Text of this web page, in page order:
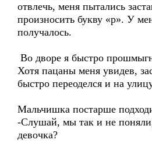
отвлечь, меня пытались
произносить букву «р». У
получалось.
Во дворе я быстро
Хотя пацаны меня увидев,
быстро переоделся и на
Мальчишка постарше
-Слушай, мы так и не
девочка?